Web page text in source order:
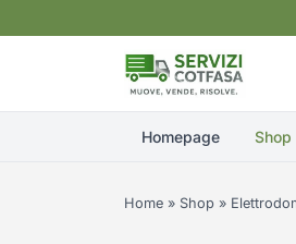
Homepage Shop
Home » Shop »